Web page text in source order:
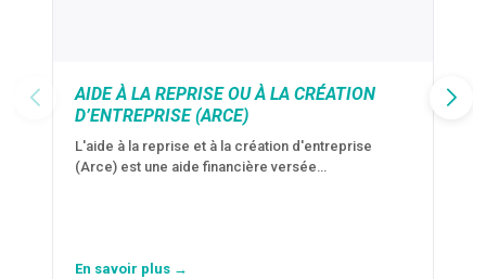
AIDE À LA REPRISE OU À LA CRÉATION
D’ENTREPRISE (ARCE)
L'aide à la reprise et à la création d'entreprise
(Arce) est une aide financière versée…
En savoir plus →